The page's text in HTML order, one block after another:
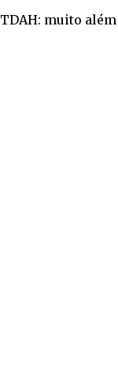
TDAH: muito